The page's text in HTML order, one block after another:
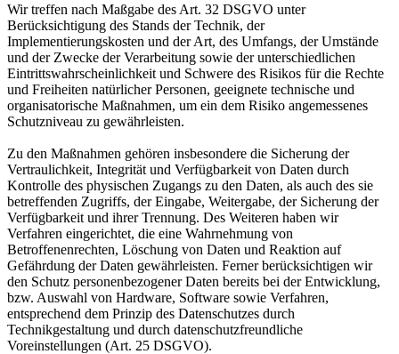
Wir treffen nach Maßgabe des Art. 32 DSGVO unter
Berücksichtigung des Stands der Technik, der
Implementierungskosten und der Art, des Umfangs, der Umstände
und der Zwecke der Verarbeitung sowie der unterschiedlichen
Eintrittswahrscheinlichkeit und Schwere des Risikos für die Rechte
und Freiheiten natürlicher Personen, geeignete technische und
organisatorische Maßnahmen, um ein dem Risiko angemessenes
Schutzniveau zu gewährleisten.
Zu den Maßnahmen gehören insbesondere die Sicherung der
Vertraulichkeit, Integrität und Verfügbarkeit von Daten durch
Kontrolle des physischen Zugangs zu den Daten, als auch des sie
betreffenden Zugriffs, der Eingabe, Weitergabe, der Sicherung der
Verfügbarkeit und ihrer Trennung. Des Weiteren haben wir
Verfahren eingerichtet, die eine Wahrnehmung von
Betroffenenrechten, Löschung von Daten und Reaktion auf
Gefährdung der Daten gewährleisten. Ferner berücksichtigen wir
den Schutz personenbezogener Daten bereits bei der Entwicklung,
bzw. Auswahl von Hardware, Software sowie Verfahren,
entsprechend dem Prinzip des Datenschutzes durch
Technikgestaltung und durch datenschutzfreundliche
Voreinstellungen (Art. 25 DSGVO).